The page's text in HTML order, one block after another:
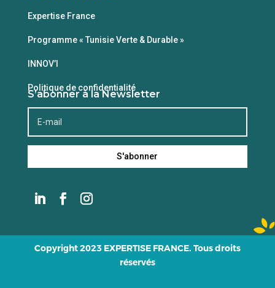
Expertise France
Programme « Tunisie Verte & Durable »
INNOV’I
Politique de confidentialité
S’abonner à la Newsletter
S'abonner
Copyright 2023 EXPERTISE FRANCE. Tous droits
réservés